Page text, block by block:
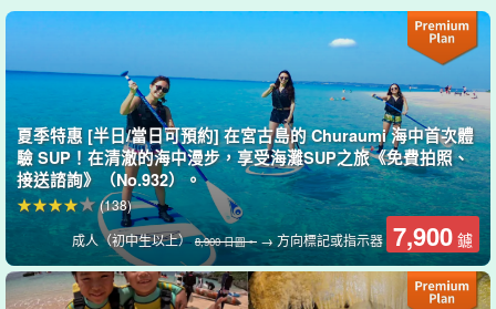
在宮古島（Miyako Island）最壯麗的海灘上乘坐 SUP，享受巡航的
樂趣，這是一項炙手可熱的新活動。
即使站在清澈的水域上方，也能看見五顏六色的熱帶魚群。
夏季特惠 [半日/當日可預約] 在宮古島的 Churaumi 海中首次體
驗 SUP！在清澈的海中漫步，享受海灘SUP之旅《免費拍照、
接送諮詢》（No.932）。
成人（初中生以上）8,900 日圓。 → 方向標記或指示器 7,900 鑢
(138)